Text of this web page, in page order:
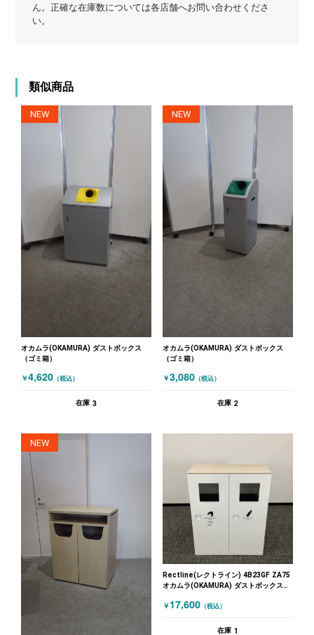
ん。正確な在庫数については各店舗へお問い合わせくださ
い。
類似商品
NEW
オカムラ(OKAMURA) ダストボックス
（ゴミ箱）
￥4,620 （税込）
在庫 3
NEW
オカムラ(OKAMURA) ダストボックス
（ゴミ箱）
￥3,080 （税込）
在庫 2
NEW
Rectline(レクトライン) 4B23GF ZA75
オカムラ(OKAMURA) ダストボックス
￥ 17,600 （税込）
在庫 1